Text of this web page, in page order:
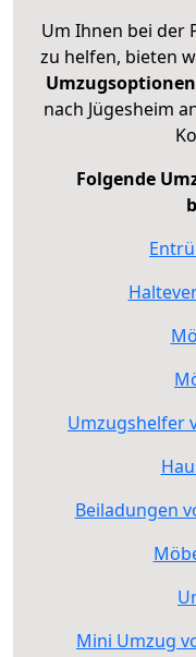
Um Ihnen bei der
zu helfen, bieten
Umzugsoptionen
nach Jügesheim
Folgende
Umzugshelfer
Beiladungen
Mini Umzug